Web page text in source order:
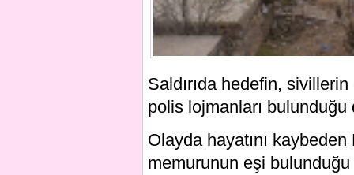
Saldırıda hedefin,
polis lojmanları
Olayda hayatını
memurunun eşi bulunduğu